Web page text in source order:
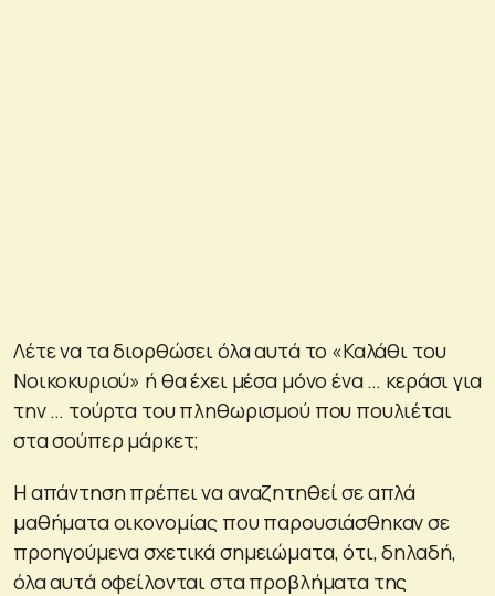
Λέτε να τα διορθώσει όλα αυτά το «Καλάθι του
Νοικοκυριού» ή θα έχει μέσα μόνο ένα … κεράσι για
την … τούρτα του πληθωρισμού που πουλιέται
στα σούπερ μάρκετ;
Η απάντηση πρέπει να αναζητηθεί σε απλά
μαθήματα οικονομίας που παρουσιάσθηκαν σε
προηγούμενα σχετικά σημειώματα, ότι, δηλαδή,
όλα αυτά οφείλονται στα προβλήματα της